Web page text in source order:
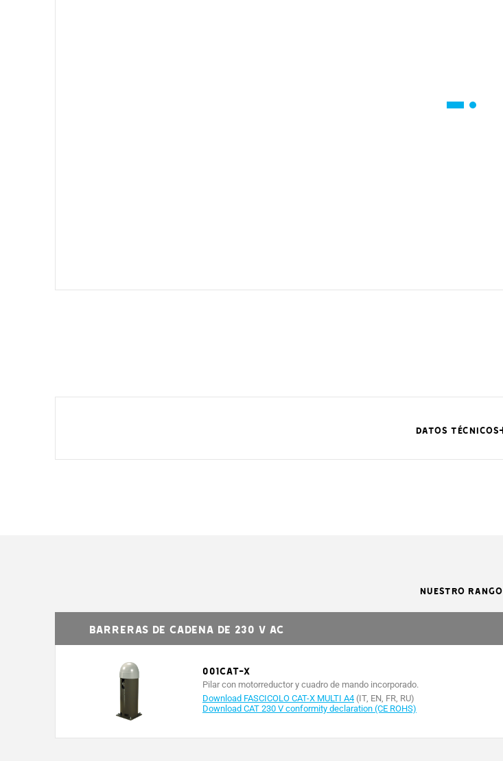
DATOS TÉCNICOS
NUESTRO RANGO
Barreras de cadena de 230 V AC
001CAT-X
Pilar con motorreductor y cuadro de mando incorporado.
Download FASCICOLO CAT-X MULTI A4 (IT, EN, FR, RU)
Download CAT 230 V conformity declaration (CE ROHS)